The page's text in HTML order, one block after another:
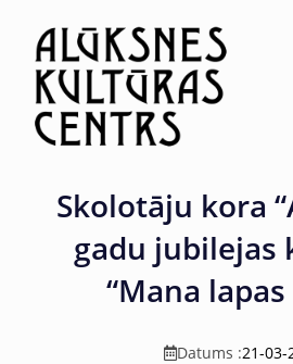
Skolotāju kora
gadu jubilejas
“Mana lapas
Datums :21-03-